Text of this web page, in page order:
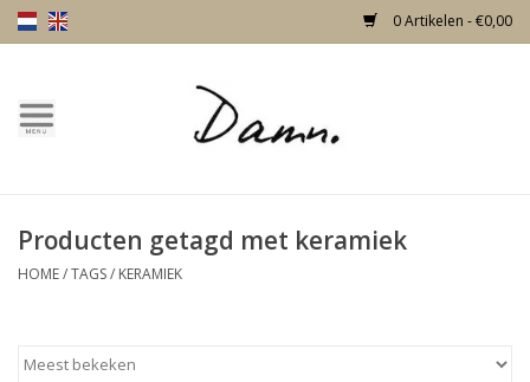
0 Artikelen - €0,00
Home
Nieuw!
Producten getagd met keramiek
HOME/TAGS/ KERAMIEK